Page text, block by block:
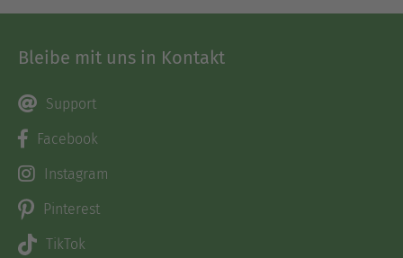
Bleibe mit uns in Kontakt
Support
Facebook
Instagram
Pinterest
TikTok